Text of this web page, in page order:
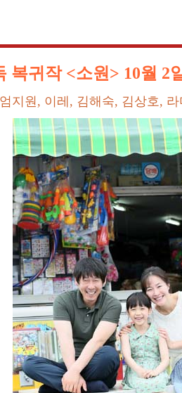
복귀작 <소원> 10월 2
지원, 이레, 김해숙, 김상호,